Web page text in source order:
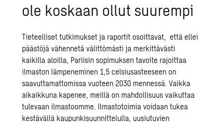
ole koskaan ollut suurempi
Tieteelliset tutkimukset ja raportit osoittavat, että ellei
päästöjä vähennetä välittömästi ja merkittävästi
kaikilla aloilla, Pariisin sopimuksen tavoite rajoittaa
ilmaston lämpeneminen 1,5 celsiusasteeseen on
saavuttamattomissa vuoteen 2030 mennessä. Vaikka
aikaikkuna kapenee, meillä on mahdollisuus vaikuttaa
tulevaan ilmastoomme. Ilmastotoimia voidaan tukea
kestävällä kaupunkisuunnittelulla, uusiutuvien